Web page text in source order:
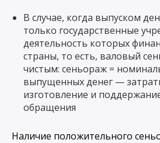
В случае, когда выпуском
только государственные
деятельность которых
страны, то есть, валовый
чистым: сеньораж =
выпущенных денег —
изготовление и
обращения
Наличие положительного